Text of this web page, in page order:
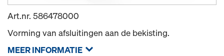
Art.nr. 586478000
Vorming van afsluitingen aan de bekisting.
MEER INFORMATIE